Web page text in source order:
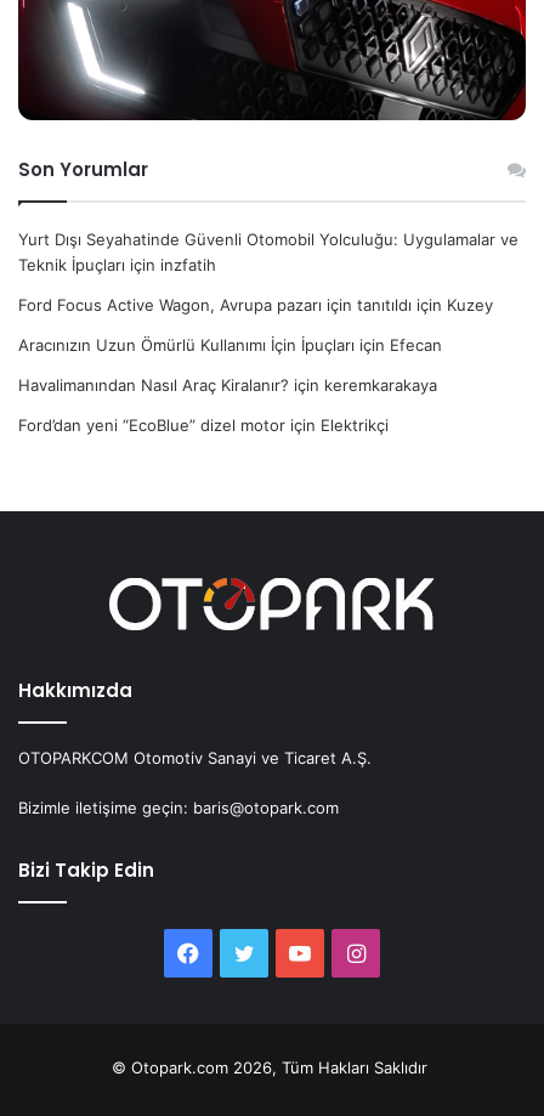
Son Yorumlar
Yurt Dışı Seyahatinde Güvenli Otomobil Yolculuğu: Uygulamalar ve
Teknik İpuçları için inzfatih
Ford Focus Active Wagon, Avrupa pazarı için tanıtıldı için Kuzey
Aracınızın Uzun Ömürlü Kullanımı İçin İpuçları için Efecan
Havalimanından Nasıl Araç Kiralanır? için keremkarakaya
Ford’dan yeni “EcoBlue” dizel motor için Elektrikçi
Hakkımızda
OTOPARKCOM Otomotiv Sanayi ve Ticaret A.Ş.
Bizimle iletişime geçin: baris@otopark.com
Bizi Takip Edin
Facebook
Twitter YouTubeInstagram
© Otopark.com 2026, Tüm Hakları Saklıdır